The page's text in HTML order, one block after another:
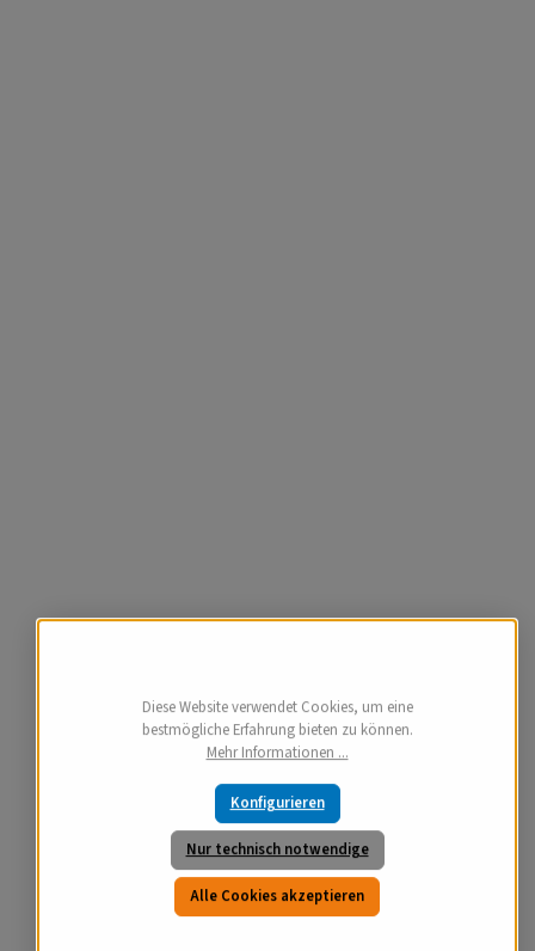
Diese Website verwendet Cookies, um eine
bestmögliche Erfahrung bieten zu können.
Mehr Informationen ...
Nur technisch notwendige
Konfigurieren
Alle Cookies akzeptieren